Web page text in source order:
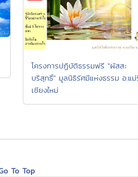
โครงการปฏิบัติธรรมฟรี "ผัสสะ
บริสุทธิ์" มูลนิธิรัศมีแห่งธรรม อ.แม่
เชียงใหม่
To Top